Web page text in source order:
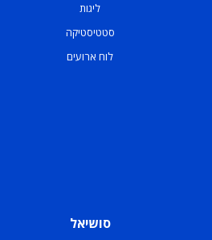
ליגות
סטטיסטיקה
לוח ארועים
סושיאל